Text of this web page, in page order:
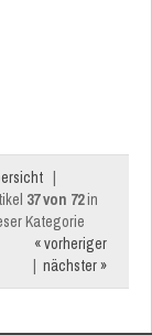
|
37 von 72in
Kategorie
« vorheriger
| nächster »